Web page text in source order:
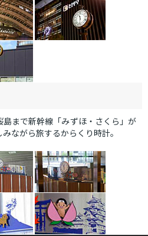
まで新幹線「みずほ・さくら」が
ながら旅するからくり時計。